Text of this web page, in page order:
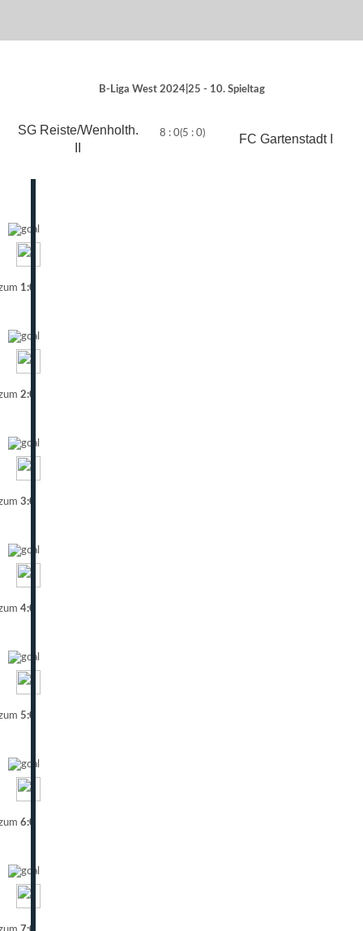
B-Liga West 2024|25 - 10. Spieltag
SG Reiste/Wenholth.
8 : 0(5 : 0) FC Gartenstadt I
1:0
2:0
3:0
4:0
5:0
6:0